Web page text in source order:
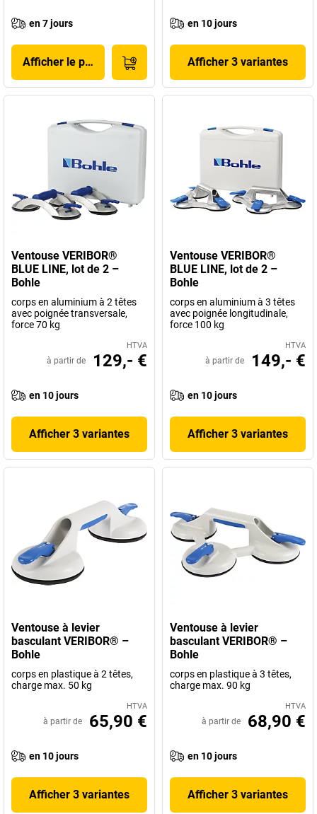
en 7 jours
Afficher le produit
en 10 jours
Afficher 3 variantes
Ventouse VERIBOR®
BLUE LINE, lot de 2 –
Bohle
corps en aluminium à 2 têtes
avec poignée transversale,
force 70 kg
HTVA
à partir de 129,- €
en 10 jours
Afficher 3 variantes
Ventouse VERIBOR®
BLUE LINE, lot de 2 –
Bohle
corps en aluminium à 3 têtes
avec poignée longitudinale,
force 100 kg
HTVA
à partir de 149,- €
en 10 jours
Afficher 3 variantes
Ventouse à levier
basculant VERIBOR® –
Bohle
corps en plastique à 2 têtes,
charge max. 50 kg
HTVA
à partir de 65,90 €
en 10 jours
Afficher 3 variantes
Ventouse à levier
basculant VERIBOR® –
Bohle
corps en plastique à 3 têtes,
charge max. 90 kg
HTVA
à partir de 68,90 €
en 10 jours
Afficher 3 variantes